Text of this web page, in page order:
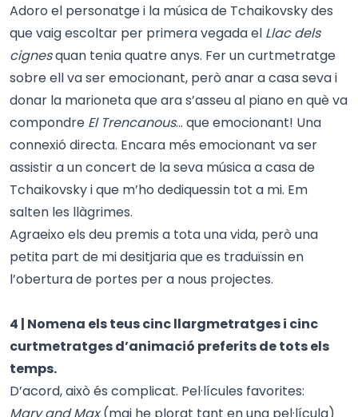
Adoro el personatge i la música de Tchaikovsky des
que vaig escoltar per primera vegada el Llac dels
cignesquan tenia quatre anys. Fer un curtmetratge
sobre ell va ser emocionant, però anar a casa seva i
donar la marioneta que ara s’asseu al piano en què va
compondre El Trencanous… que emocionant! Una
connexió directa. Encara més emocionant va ser
assistir a un concert de la seva música a casa de
Tchaikovsky i que m’ho dediquessin tot a mi. Em
salten les llàgrimes.
Agraeixo els deu premis a tota una vida, però una
petita part de mi desitjaria que es traduïssin en
l’obertura de portes per a nous projectes.
4 | Nomena els teus cinc llargmetratges i cinc
curtmetratges d’animació preferits de tots els
temps.
D’acord, això és complicat. Pel·lícules favorites: